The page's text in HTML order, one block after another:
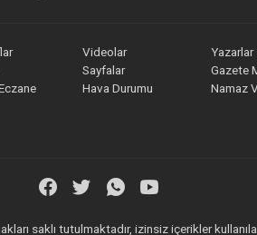
Videolar
Yazarlar
Sayfalar
Gazete
Hava Durumu Namaz
saklı tutulmaktadır, izinsiz içerikler